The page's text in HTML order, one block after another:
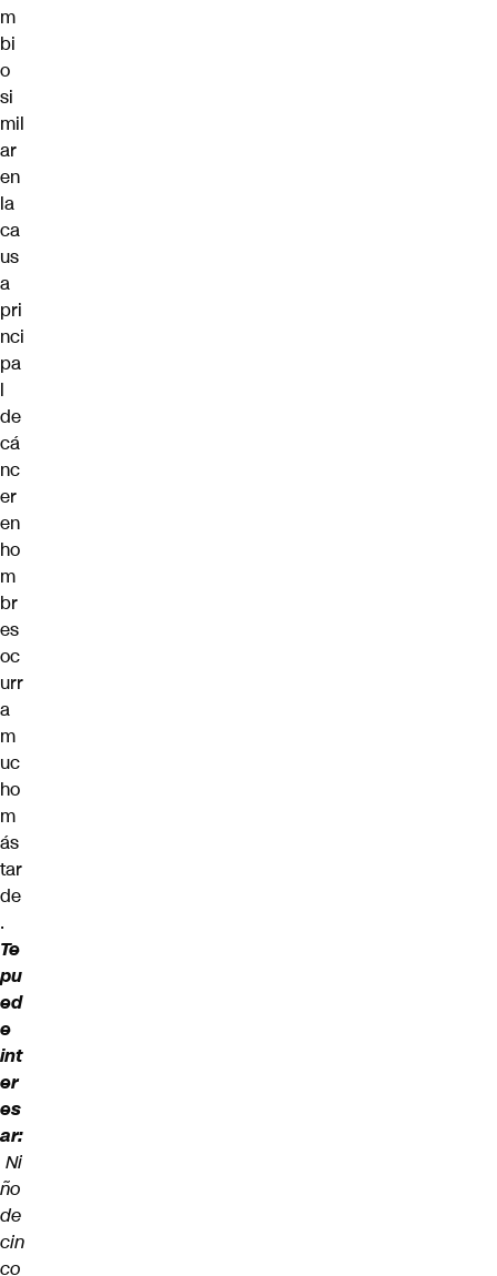
m
bi
o
si
mil
ar
en
la
ca
us
a
pri
nci
pa
l
de
cá
nc
er
en
ho
m
br
es
oc
urr
a
m
uc
ho
m
ás
tar
de
.
Te
pu
ed
e
int
er
es
ar:
Ni
ño
de
cin
co